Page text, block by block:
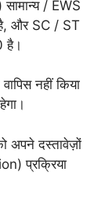
/ EWS
और SC / ST
है।
नहीं किया
अपने दस्तावेज़ों
प्रक्रिया